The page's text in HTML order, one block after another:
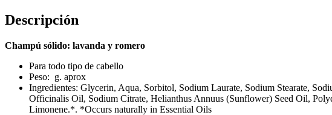
Descripción
Champú sólido: lavanda y romero
Para todo tipo de cabello
Peso: g. aprox
Ingredientes: Glycerin, Aqua, Sorbitol, Sodium Laurate, Sodium Stearate,
Officinalis Oil, Sodium Citrate, Helianthus Annuus (Sunflower) Seed Oil,
Limonene.*. *Occurs naturally in Essential Oils